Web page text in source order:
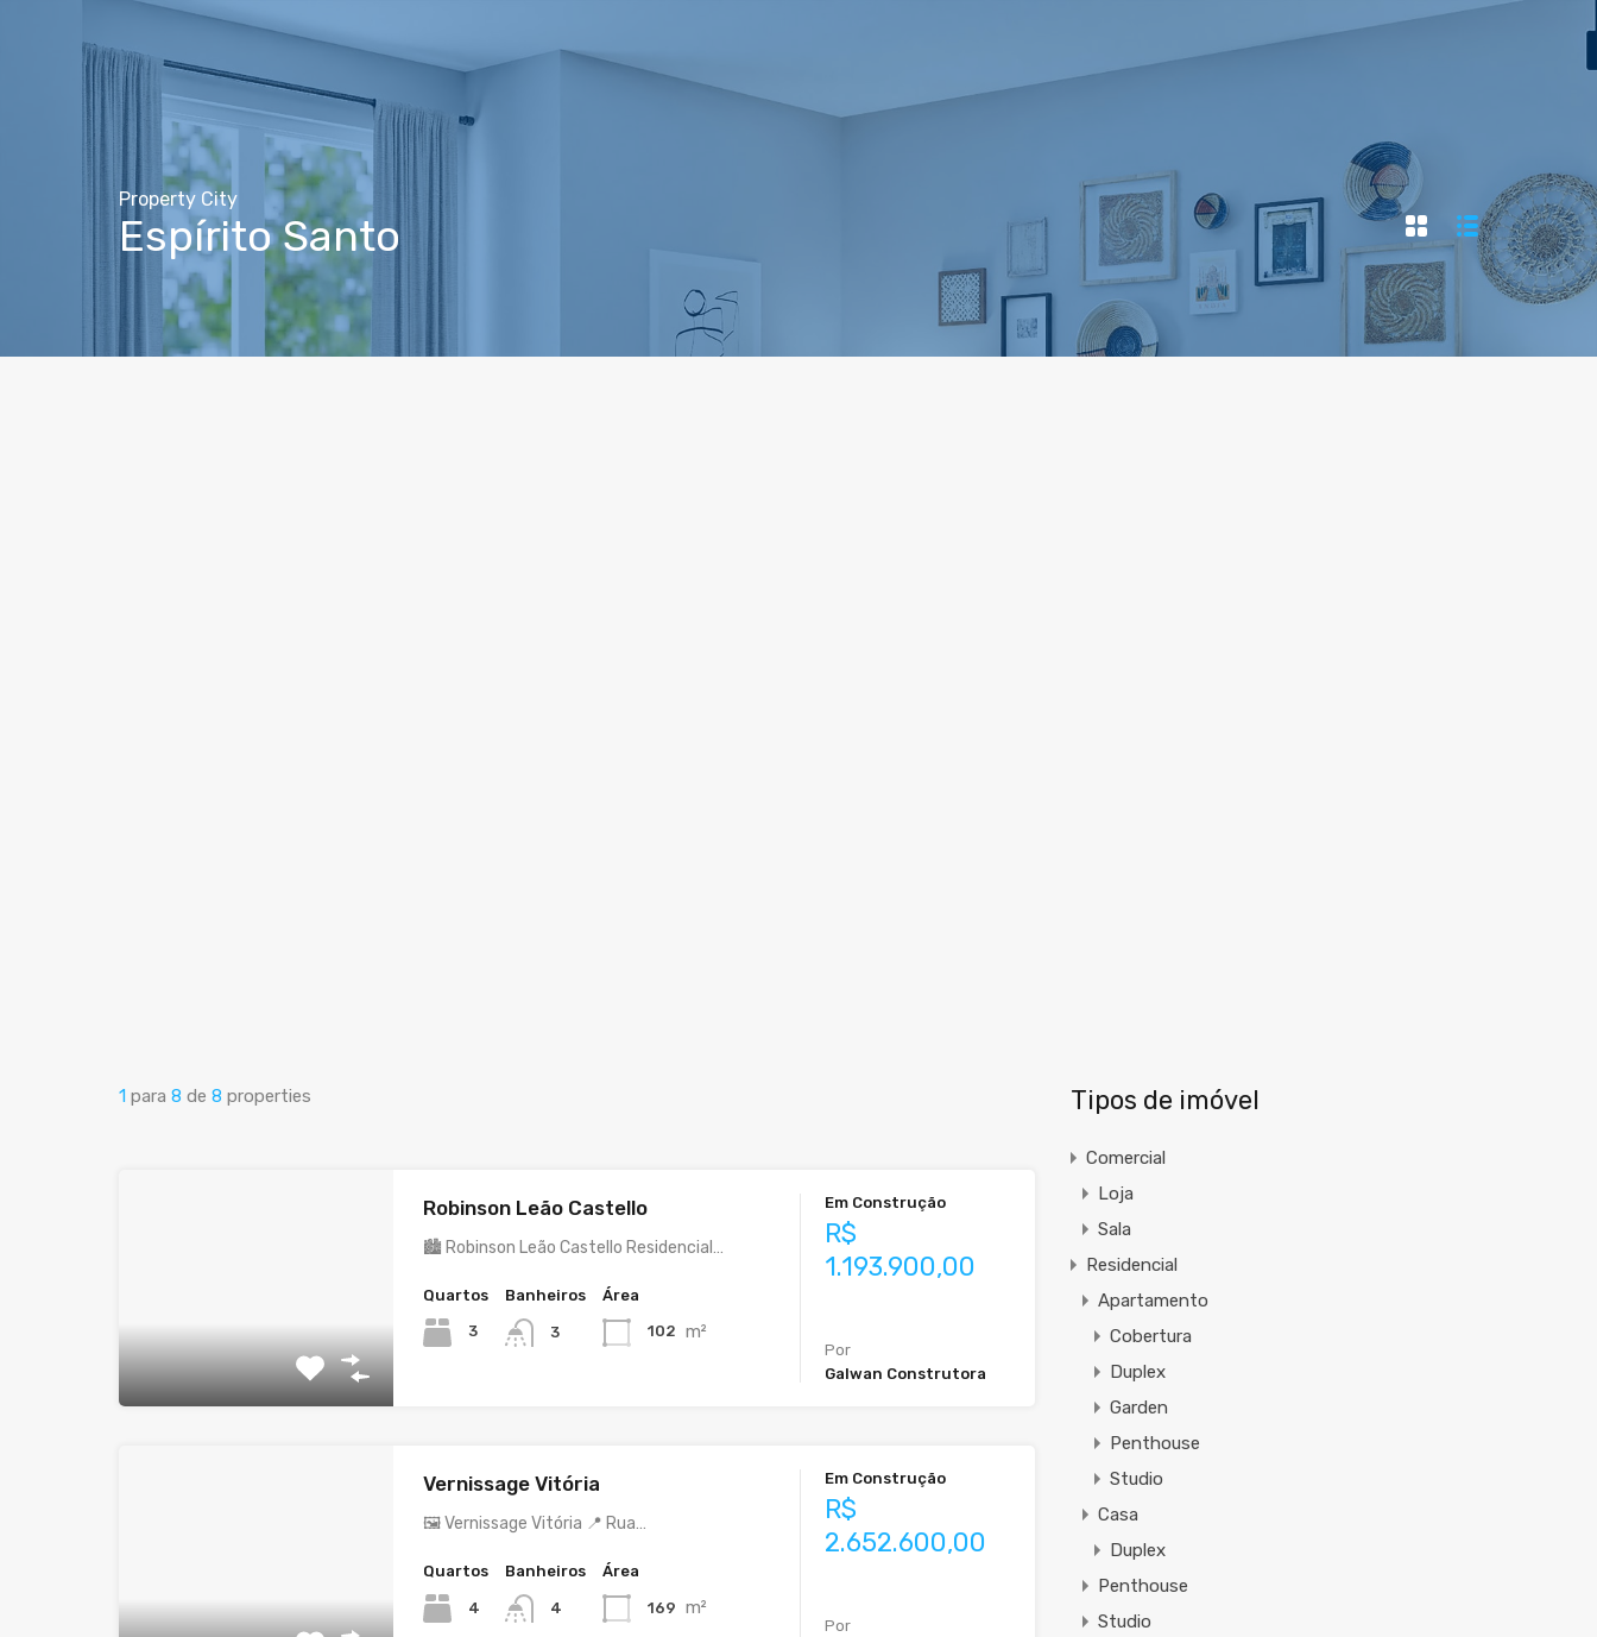
Property City
Espírito Santo
1 para 8 de 8 properties
Robinson Leão Castello
🏙️ Robinson Leão Castello Residencial…
Quartos
3
Banheiros
3
Área
102 m²
Em Construção
R$
1.193.900,00
Por
Galwan Construtora
Vernissage Vitória
🖼️ Vernissage Vitória 📍 Rua…
Quartos
4
Banheiros
4
Área
169 m²
Em Construção
R$
2.652.600,00
Por
Tipos de imóvel
Comercial
Loja
Sala
Residencial
Apartamento
Cobertura
Duplex
Garden
Penthouse
Studio
Casa
Duplex
Penthouse
Studio